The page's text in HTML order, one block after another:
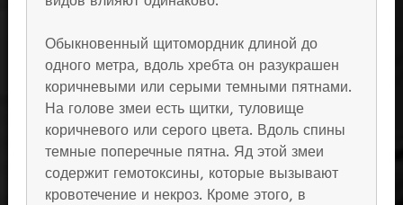
Обыкновенный щитомордник длиной до
одного метра, вдоль хребта он разукрашен
коричневыми или серыми темными пятнами.
На голове змеи есть щитки, туловище
коричневого или серого цвета. Вдоль спины
темные поперечные пятна. Яд этой змеи
содержит гемотоксины, которые вызывают
кровотечение и некроз. Кроме этого, в